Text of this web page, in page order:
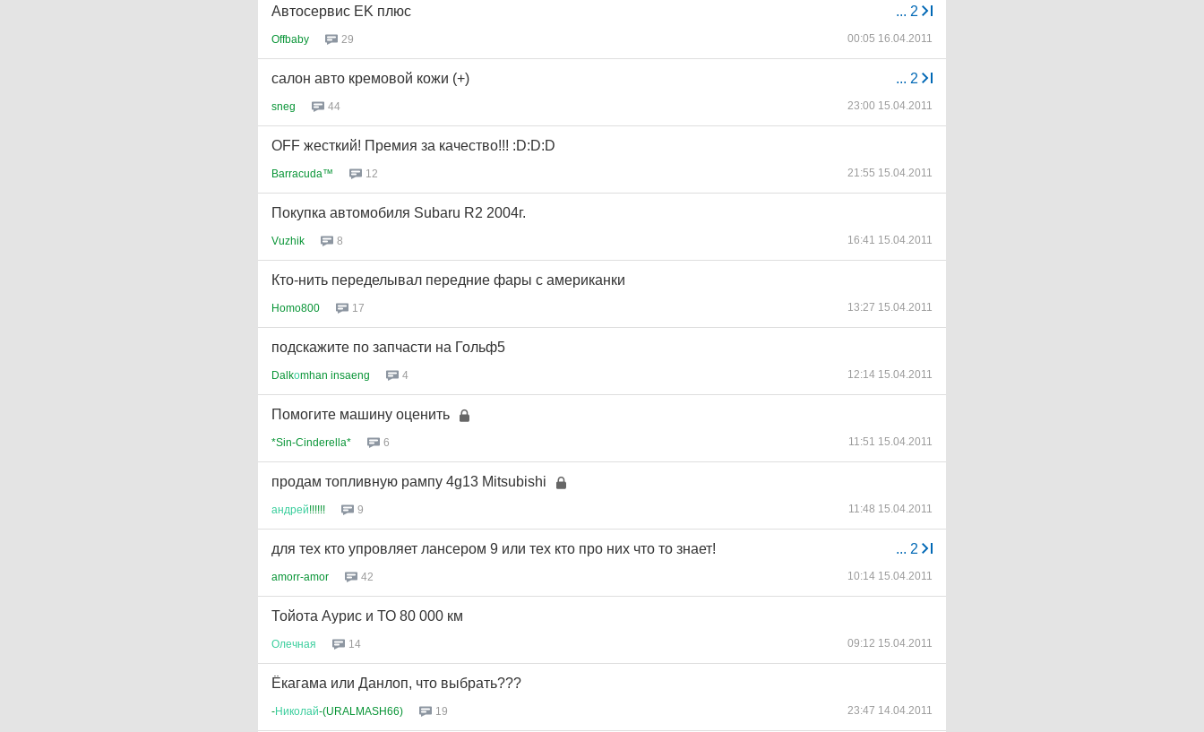
... 2
Автосервис EK плюс
Offbaby 29 00:05 16.04.2011
... 2
салон авто кремовой кожи (+)
sneg 44 23:00 15.04.2011
OFF жесткий! Премия за качество!!! :D:D:D
Barracuda™ 12 21:55 15.04.2011
Покупка автомобиля Subaru R2 2004г.
Vuzhik 8 16:41 15.04.2011
Кто-нить переделывал передние фары с американки
Homo800 17 13:27 15.04.2011
подскажите по запчасти на Гольф5
Dalkоmhan insaeng 4 12:14 15.04.2011
Помогите машину оценить
*Sin-Cinderella* 6 11:51 15.04.2011
продам топливную рампу 4g13 Mitsubishi
андрей!!!!!! 9 11:48 15.04.2011
... 2
для тех кто упровляет лансером 9 или тех кто про них что то знает!
amorr-amor 42 10:14 15.04.2011
Тойота Аурис и ТО 80 000 км
Олечная 14 09:12 15.04.2011
Ёкагама или Данлоп, что выбрать???
-Николай-(URALMASH66) 19 23:47 14.04.2011